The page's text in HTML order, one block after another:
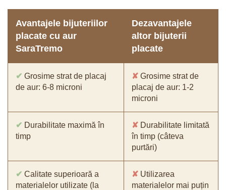
Avantajele bijuteriilor
placate cu aur
SaraTremo
Dezavantajele
altor bijuterii
placate
✔ Grosime strat de placaj
de aur: 6-8 microni
✘ Grosime strat de
placaj de aur: 1-2
microni
✔ Durabilitate maximă în
timp
✘ Durabilitate limitată
în timp (câteva
purtări)
✔ Calitate superioară a
materialelor utilizate (la
✘ Utilizarea
materialelor mai puțin